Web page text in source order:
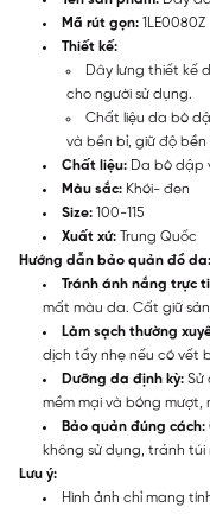
Mã rút gọn: 1LE0080Z
Thiết kế:
Dây lưng thiết kế
cho người sử dụng.
Chất liệu da bò
và bền bỉ, giữ độ
Chất liệu: Da bò dập
Màu sắc: Khói- đen
Size: 100-115
Xuất xứ: Trung Quốc
Hướng dẫn bảo quản đồ da:
Tránh ánh nắng trực
mất màu da. Cất giữ
Làm sạch thường
dịch tẩy nhẹ nếu có vết
Dưỡng da định kỳ: Sử
mềm mại và bóng
Bảo quản đúng cách:
không sử dụng, tránh
Lưu ý:
Hình ảnh chỉ mang